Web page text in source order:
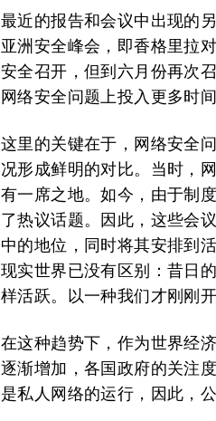
最近的报告和会议中出现的
亚洲安全峰会，即香格里拉
安全召开，但到六月份再次
网络安全问题上投入更多时间
这里的关键在于，网络安全
况形成鲜明的对比。当时，
有一席之地。如今，由于制
了热议话题。因此，这些会
中的地位，同时将其安排到
现实世界已没有区别：昔日
样活跃。以一种我们才刚刚
在这种趋势下，作为世界经
逐渐增加，各国政府的关注
是私人网络的运行，因此，